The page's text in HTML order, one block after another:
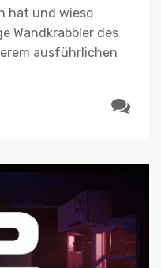
hat und wieso
Wandkrabbler des
ausführlichen